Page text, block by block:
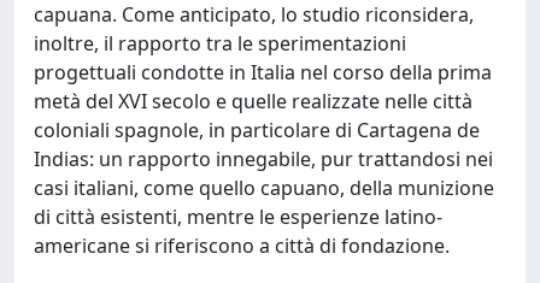
capuana. Come anticipato, lo studio riconsidera,
inoltre, il rapporto tra le sperimentazioni
progettuali condotte in Italia nel corso della prima
metà del XVI secolo e quelle realizzate nelle città
coloniali spagnole, in particolare di Cartagena de
Indias: un rapporto innegabile, pur trattandosi nei
casi italiani, come quello capuano, della munizione
di città esistenti, mentre le esperienze latino-
americane si riferiscono a città di fondazione.